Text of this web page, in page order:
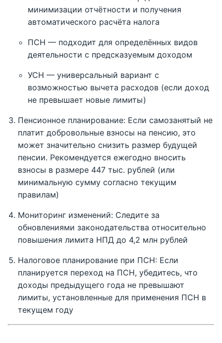
минимизации отчётности и получения
автоматического расчёта налога
ПСН — подходит для определённых видов
деятельности с предсказуемым доходом
УСН — универсальный вариант с
возможностью вычета расходов (если доход
не превышает новые лимиты)
Пенсионное планирование: Если самозанятый не
платит добровольные взносы на пенсию, это
может значительно снизить размер будущей
пенсии. Рекомендуется ежегодно вносить
взносы в размере 447 тыс. рублей (или
минимальную сумму согласно текущим
правилам)
Мониторинг изменений: Следите за
обновлениями законодательства относительно
повышения лимита НПД до 4,2 млн рублей
Налоговое планирование при ПСН: Если
планируется переход на ПСН, убедитесь, что
доходы предыдущего года не превышают
лимиты, установленные для применения ПСН в
текущем году